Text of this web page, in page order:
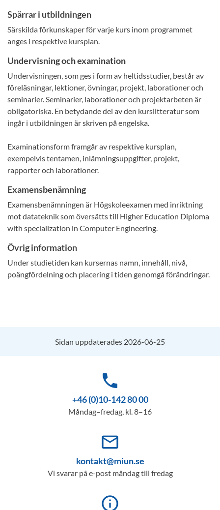
Spärrar i utbildningen
Särskilda förkunskaper för varje kurs inom programmet
anges i respektive kursplan.
Undervisning och examination
Undervisningen, som ges i form av heltidsstudier, består av
föreläsningar, lektioner, övningar, projekt, laborationer och
seminarier. Seminarier, laborationer och projektarbeten är
obligatoriska. En betydande del av den kurslitteratur som
ingår i utbildningen är skriven på engelska.
Examinationsform framgår av respektive kursplan,
exempelvis tentamen, inlämningsuppgifter, projekt,
rapporter och laborationer.
Examensbenämning
Examensbenämningen är Högskoleexamen med inriktning
mot datateknik som översätts till Higher Education Diploma
with specialization in Computer Engineering.
Övrig information
Under studietiden kan kursernas namn, innehåll, nivå,
poängfördelning och placering i tiden genomgå förändringar.
Sidan uppdaterades 2026-06-25
phone
+46 (0)10-142 80 00
Måndag–fredag, kl. 8–16
mail_outline
kontakt@miun.se
Vi svarar på e-post måndag till fredag
info_outline